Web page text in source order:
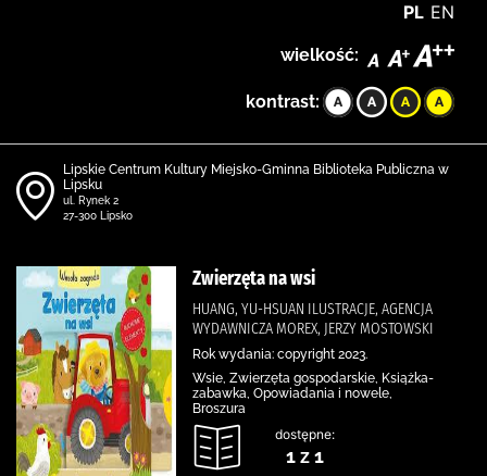
PL EN
wielkość:
kontrast:
Lipskie Centrum Kultury Miejsko-Gminna Biblioteka Publiczna w
Lipsku
ul. Rynek 2
27-300 Lipsko
Zwierzęta na wsi
HUANG, YU-HSUAN ILUSTRACJE, AGENCJA
WYDAWNICZA MOREX, JERZY MOSTOWSKI
Rok wydania: copyright 2023.
Wsie, Zwierzęta gospodarskie, Książka-
zabawka, Opowiadania i nowele,
Broszura
dostępne:
1 z 1